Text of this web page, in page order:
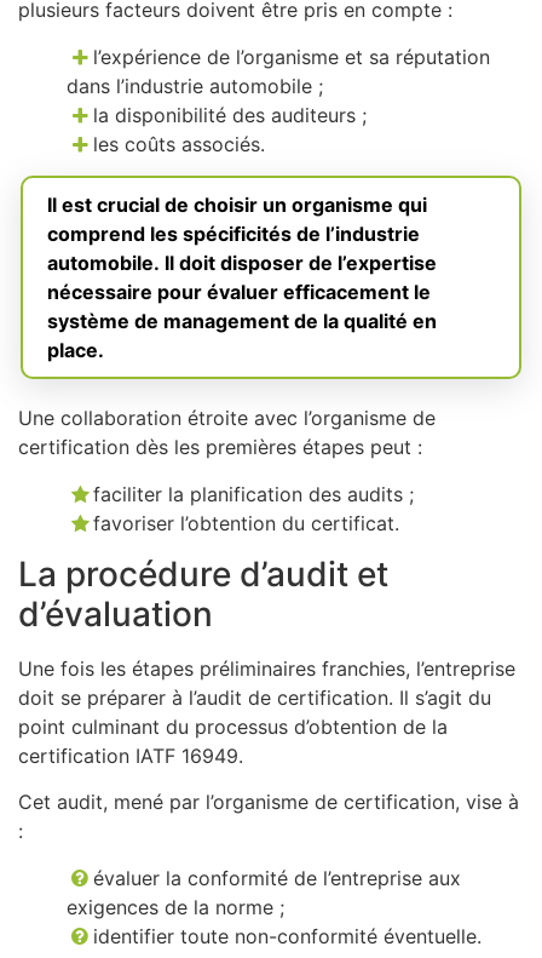
plusieurs facteurs doivent être pris en compte :
l’expérience de l’organisme et sa réputation
dans l’industrie automobile ;
la disponibilité des auditeurs ;
les coûts associés.
Il est crucial de choisir un organisme qui
comprend les spécificités de l’industrie
automobile. Il doit disposer de l’expertise
nécessaire pour évaluer efficacement le
système de management de la qualité en
place.
Une collaboration étroite avec l’organisme de
certification dès les premières étapes peut :
faciliter la planification des audits ;
favoriser l’obtention du certificat.
La procédure d’audit et
d’évaluation
Une fois les étapes préliminaires franchies, l’entreprise
doit se préparer à l’audit de certification. Il s’agit du
point culminant du processus d’obtention de la
certification IATF 16949.
Cet audit, mené par l’organisme de certification, vise à
:
évaluer la conformité de l’entreprise aux
exigences de la norme ;
identifier toute non-conformité éventuelle.